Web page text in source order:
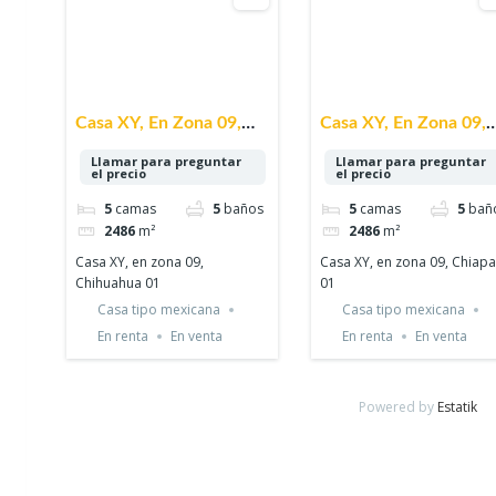
Casa XY, En Zona 09,
Llamar para preguntar
el precio
5 camas 5 baños
2486 m²
Casa XY, en zona 09,
Chihuahua 01
Casa tipo mexicana
En renta
En venta
Casa XY, En Zona 09,
Llamar para preguntar
el precio
5 camas 5
2486 m²
Casa XY, en zona 09,
01
Casa tipo mexicana
En renta
En venta
Powered by Estatik